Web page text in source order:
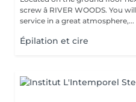
screw â RIVER WOODS. You will find a neat and professional
service in a great atmosphere,...
Épilation et cire